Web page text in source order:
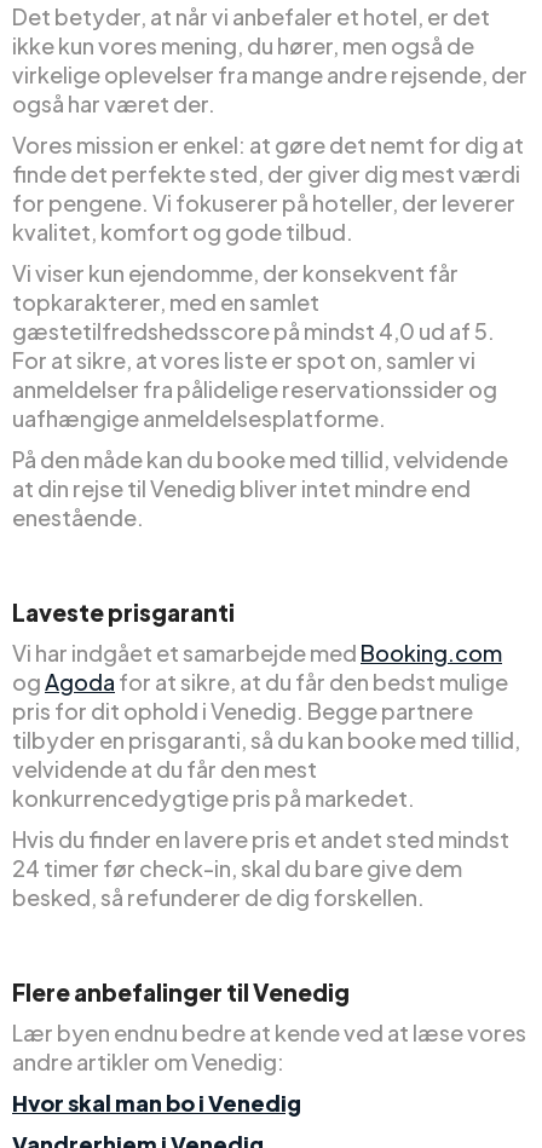
Det betyder, at når vi anbefaler et hotel, er det
ikke kun vores mening, du hører, men også de
virkelige oplevelser fra mange andre rejsende, der
også har været der.
Vores mission er enkel: at gøre det nemt for dig at
finde det perfekte sted, der giver dig mest værdi
for pengene. Vi fokuserer på hoteller, der leverer
kvalitet, komfort og gode tilbud.
Vi viser kun ejendomme, der konsekvent får
topkarakterer, med en samlet
gæstetilfredshedsscore på mindst 4,0 ud af 5.
For at sikre, at vores liste er spot on, samler vi
anmeldelser fra pålidelige reservationssider og
uafhængige anmeldelsesplatforme.
På den måde kan du booke med tillid, velvidende
at din rejse til Venedig bliver intet mindre end
enestående.
Laveste prisgaranti
Vi har indgået et samarbejde med Booking.com
og Agoda for at sikre, at du får den bedst mulige
pris for dit ophold i Venedig. Begge partnere
tilbyder en prisgaranti, så du kan booke med tillid,
velvidende at du får den mest
konkurrencedygtige pris på markedet.
Hvis du finder en lavere pris et andet sted mindst
24 timer før check-in, skal du bare give dem
besked, så refunderer de dig forskellen.
Flere anbefalinger til Venedig
Lær byen endnu bedre at kende ved at læse vores
andre artikler om Venedig:
Hvor skal man bo i Venedig